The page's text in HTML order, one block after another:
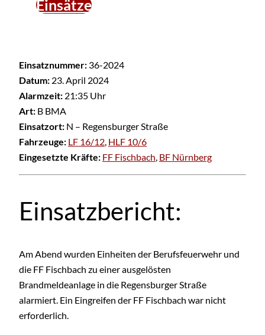
Einsätze
Einsatznummer: 36-2024
Datum: 23. April 2024
Alarmzeit: 21:35 Uhr
Art: B BMA
Einsatzort: N – Regensburger Straße
Fahrzeuge: LF 16/12 HLF 10/6
Eingesetzte Kräfte: FF Fischbach BF Nürnberg
Einsatzbericht:
Am Abend wurden Einheiten der Berufsfeuerwehr und
die FF Fischbach zu einer ausgelösten
Brandmeldeanlage in die Regensburger Straße
alarmiert. Ein Eingreifen der FF Fischbach war nicht
erforderlich.